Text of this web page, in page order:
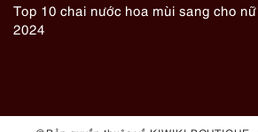
Top 10 chai nước hoa mùi sang cho
2024